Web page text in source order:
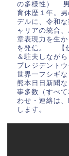
の多様性） 男
育休歴１年。
デルに、令和
ャリアの統合
章表現力を生
を発信。 【仕
＆駐夫しなが
プレジデント
世界一フシギ
熊本日日新聞
事多数（すべ
わせ・連絡は
します。